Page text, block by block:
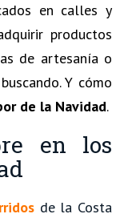
en calles y
productos
de artesanía o
Y cómo
de la Navidad.
en los
de la Costa